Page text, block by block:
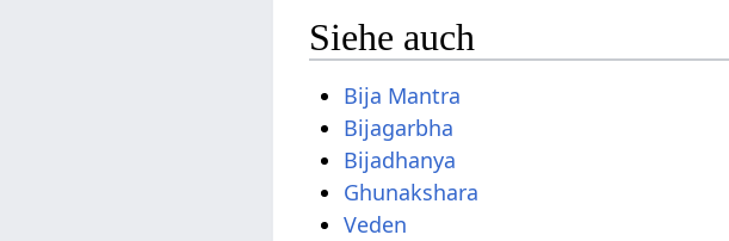
Siehe auch
Bija Mantra
Bijagarbha
Bijadhanya
Ghunakshara
Veden